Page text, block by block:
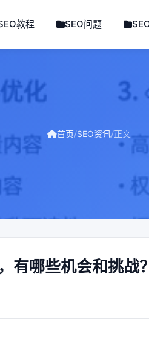
教程 SEO问题
首页/SEO资讯/正文
有哪些机会和挑战？